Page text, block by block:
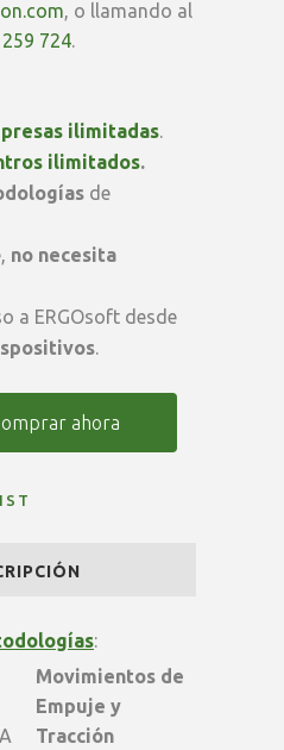
, o llamando al
724.
ilimitadas.
ilimitados.
de
no necesita
a ERGOsoft desde
.
ahora
:
Movimientos de
Empuje y
Tracción